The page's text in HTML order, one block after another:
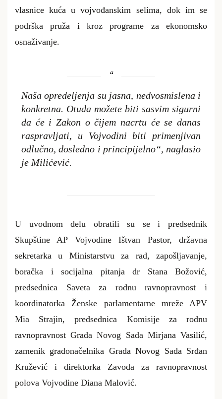
vlasnice kuća u vojvođanskim selima, dok im se
podrška pruža i kroz programe za ekonomsko
osnaživanje.
Naša opredeljenja su jasna, nedvosmislena i
konkretna. Otuda možete biti sasvim sigurni
da će i Zakon o čijem nacrtu će se danas
raspravljati, u Vojvodini biti primenjivan
odlučno, dosledno i principijelno“, naglasio
je Milićević.
U uvodnom delu obratili su se i predsednik
Skupštine AP Vojvodine Ištvan Pastor, državna
sekretarka u Ministarstvu za rad, zapošljavanje,
boračka i socijalna pitanja dr Stana Božović,
predsednica Saveta za rodnu ravnopravnost i
koordinatorka Ženske parlamentarne mreže APV
Mia Strajin, predsednica Komisije za rodnu
ravnopravnost Grada Novog Sada Mirjana Vasilić,
zamenik gradonačelnika Grada Novog Sada Srđan
Kružević i direktorka Zavoda za ravnopravnost
polova Vojvodine Diana Malović.